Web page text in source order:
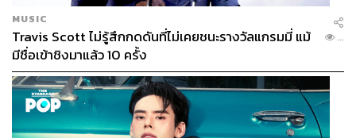
MUSIC
Travis Scott ไม่รู้สึกกดดันที่ไม่เคยชนะรางวัลแกรมมี่ แม้
มีชื่อเข้าชิงมาแล้ว 10 ครั้ง
...